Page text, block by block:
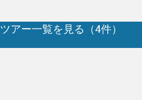
ツアー一覧を見る（4件）